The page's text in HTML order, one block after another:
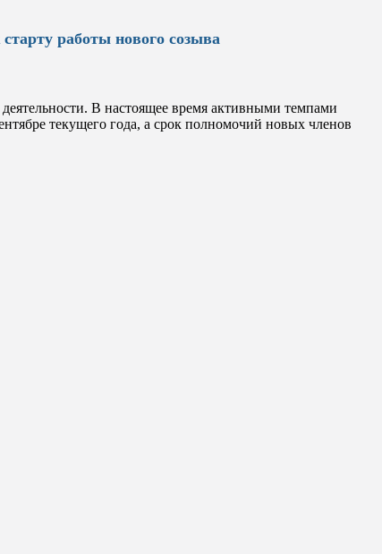
работы нового созыва
В настоящее время активными темпами
текущего года, а срок полномочий новых членов